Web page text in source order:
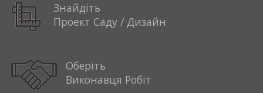
Знайдіть
Проект Саду / Дизайн
Оберіть
Виконавця Робіт